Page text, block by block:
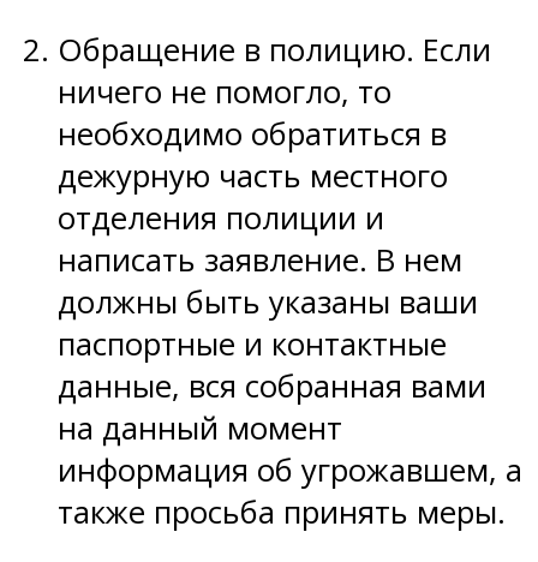
Обращение в полицию. Если
ничего не помогло, то
необходимо обратиться в
дежурную часть местного
отделения полиции и
написать заявление. В нем
должны быть указаны ваши
паспортные и контактные
данные, вся собранная вами
на данный момент
информация об угрожавшем, а
также просьба принять меры.